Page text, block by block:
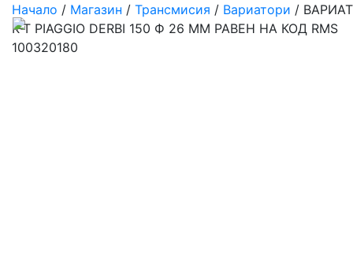
Начало / Магазин / Трансмисия / Вариатори /
К-Т PIAGGIO DERBI 150 Ф 26 ММ РАВЕН НА КОД RMS
100320180